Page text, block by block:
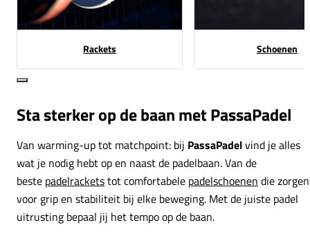
Rackets Schoenen
Sta sterker op de baan met PassaPadel
Van warming-up tot matchpoint: bij PassaPadelvind je alles
wat je nodig hebt op en naast de padelbaan. Van de
beste padelracketstot comfortabele padelschoenen die zorgen
voor grip en stabiliteit bij elke beweging. Met de juiste padel
uitrusting bepaal jij het tempo op de baan.